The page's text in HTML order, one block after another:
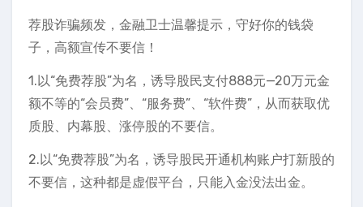
荐股诈骗频发，金融卫士温馨提示，守好你的钱袋
子，高额宣传不要信！
1.以“免费荐股”为名，诱导股民支付888元—20万元金
额不等的“会员费”、“服务费”、“软件费”，从而获取优
质股、内幕股、涨停股的不要信。
2.以“免费荐股”为名，诱导股民开通机构账户打新股的
不要信，这种都是虚假平台，只能入金没法出金。